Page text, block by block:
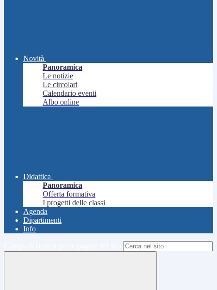
Novità
Panoramica
Le notizie
Le circolari
Calendario eventi
Albo online
Didattica
Panoramica
Offerta formativa
I progetti delle classi
Agenda
Dipartimenti
Info